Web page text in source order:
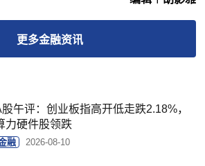
更多金融资讯
股午评：创业板指高开低走跌2.18%，
力硬件股领跌
融 2026-08-10